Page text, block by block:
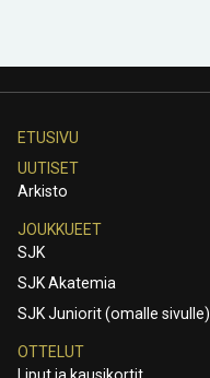
ETUSIVU
UUTISET
Arkisto
JOUKKUEET
SJK
SJK Akatemia
SJK Juniorit (omalle sivulle)
OTTELUT
Liput ja kausikortit